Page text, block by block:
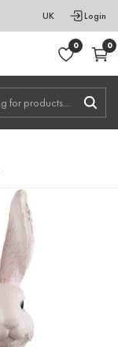
UK Login
0 0